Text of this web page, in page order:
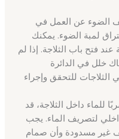
الضوء عن العمل في
لمبة الضوء. يمكنك
فتح باب الثلاجة. إذا لم
خلل في الدائرة
الثلاجات للتحقق وإجراء
للماء داخل الثلاجة، قد
لتصريف الماء. يجب
غير مسدودة وأن صمام